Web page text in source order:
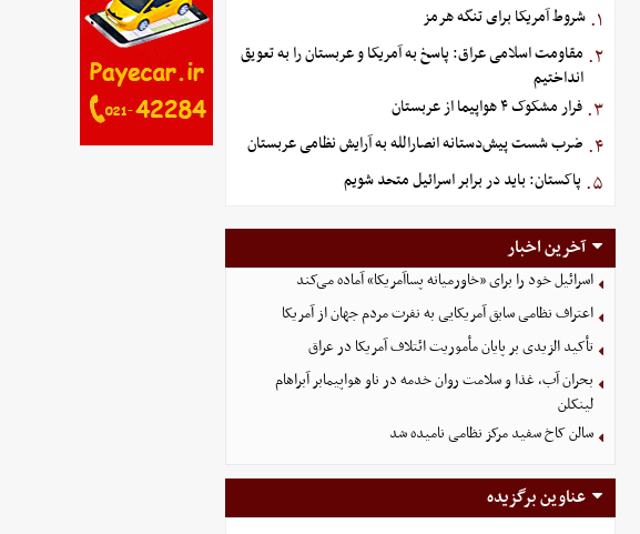
۱. شروط آمریکا برای تنگه هرمز
۲. مقاومت اسلامی عراق: پاسخ به آمریکا و عربستان را به تعویق
انداختیم
۳. فرار مشکوک ۴ هواپیما از عربستان
۴. ضرب شست پیش‌دستانه انصارالله به آرایش نظامی عربستان
۵. پاکستان: باید در برابر اسرائیل متحد شویم
آخرین اخبار
اسرائیل خود را برای «خاورمیانه پساآمریکا» آماده می‌کند
اعتراف نظامی سابق آمریکایی به نفرت مردم جهان از آمریکا
تأکید الزیدی بر پایان مأموریت ائتلاف آمریکا در عراق
بحران آب، غذا و سلامت روان خدمه در ناو هواپیمابر آبراهام
لینکلن
سالن کاخ سفید مرکز نظامی نامیده شد
عناوین برگزیده